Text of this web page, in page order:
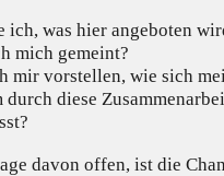
ich, was hier angeboten
mich gemeint?
mir vorstellen, wie sich
durch diese
davon offen, ist die